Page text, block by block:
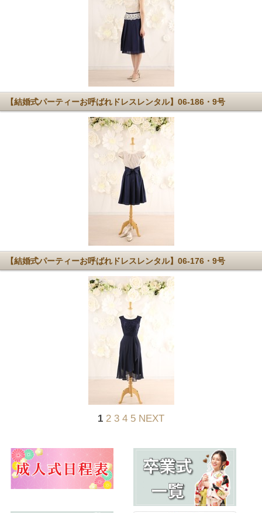
【結婚式パーティーお呼ばれドレスレンタル】06-186・9号
【結婚式パーティーお呼ばれドレスレンタル】06-176・9号
1 2 3 4 5 NEXT